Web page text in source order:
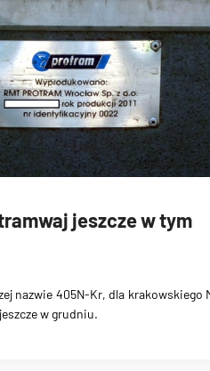
jeszcze w tym
nazwie 405N-Kr, dla krakowskiego
w grudniu.